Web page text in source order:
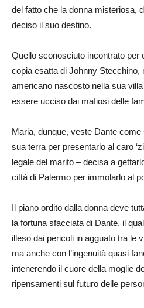
del fatto che la donna misteriosa,
deciso il suo destino.
Quello sconosciuto incontrato per
copia esatta di Johnny Stecchino,
americano nascosto nella sua
essere ucciso dai mafiosi delle
Maria, dunque, veste Dante
sua terra per presentarlo al caro
legale del marito – decisa a
città di Palermo per immolarlo al
Il piano ordito dalla donna deve
la fortuna sfacciata di Dante, il
illeso dai pericoli in agguato tra le
ma anche con l’ingenuità quasi
intenerendo il cuore della moglie
ripensamenti sul futuro delle